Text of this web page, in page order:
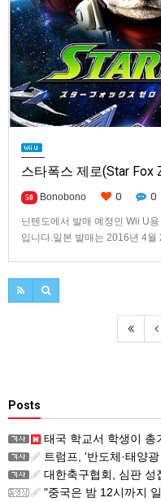
스타폭스 제로(Star Fox
50 Bonobono 0 0
닌텐도에서 발매 예정인 Wii U
입니다.일본 발매는 2016년 4월
Posts
태국 학교서 학생이
트럼프, '반도체·태양광 소재' 폴
대한축구협회, 심판 성
"중국은 밤 12시까지